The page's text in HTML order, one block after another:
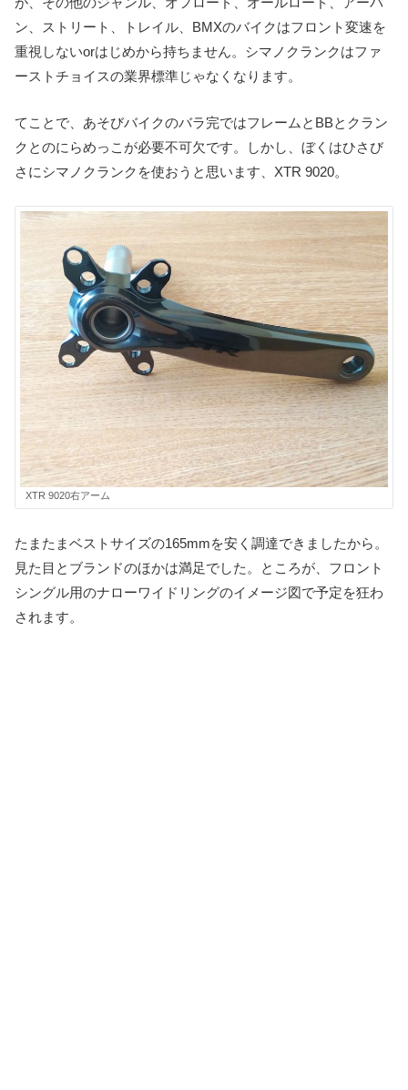
ン、ストリート、トレイル、BMXのバイクはフロント変速を
重視しないorはじめから持ちません。シマノクランクはファ
ーストチョイスの業界標準じゃなくなります。
てことで、あそびバイクのバラ完ではフレームとBBとクラン
クとのにらめっこが必要不可欠です。しかし、ぼくはひさび
さにシマノクランクを使おうと思います、XTR 9020。
XTR 9020右アーム
たまたまベストサイズの165mmを安く調達できましたから。
見た目とブランドのほかは満足でした。ところが、フロント
シングル用のナローワイドリングのイメージ図で予定を狂わ
されます。